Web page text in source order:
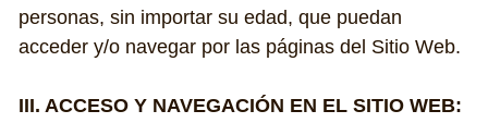
personas, sin importar su edad, que puedan
acceder y/o navegar por las páginas del Sitio Web.
III. ACCESO Y NAVEGACIÓN EN EL SITIO WEB: